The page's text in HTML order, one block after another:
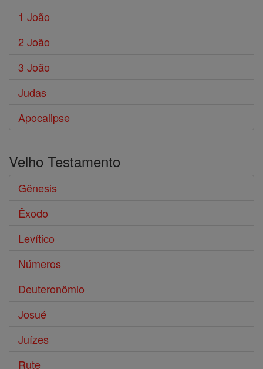
1 João
2 João
3 João
Judas
Apocalipse
Velho Testamento
Gênesis
Êxodo
Levítico
Números
Deuteronômio
Josué
Juízes
Rute